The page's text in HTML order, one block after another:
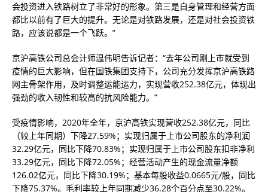
会投资进入铁路树立了非常好的形象。第三是自身管理和经营方面
都比以前有了巨大的提升。无论是对铁路发展，还是对社会投资铁
路，应该说都是一个飞跃。”
京沪高铁公司总会计师温伟明告诉记者：“去年公司刚上市就受到
疫情的巨大影响，但在国铁集团支持下，公司充分发挥京沪高铁路
网主骨架作用，及时调整运能运力，实现营收252.38亿元，体现出
强劲的收入韧性和较高的抗风险能力。”
受疫情影响，2020年全年，京沪高铁实现营收252.38亿元，同比
（较上年同期）下降27.59%；实现归属于上市公司股东的净利润
32.29亿元，同比下降70.83%；实现归属于上市公司股东扣非净利
33.29亿元，同比下降72.05%；经营活动产生的现金流量净额
126.02亿元，同比下降30.19%；基本每股收益0.0665元/股，同比
下降75.37%。毛利率较上年同期减少36.28个百分点至30.22%。